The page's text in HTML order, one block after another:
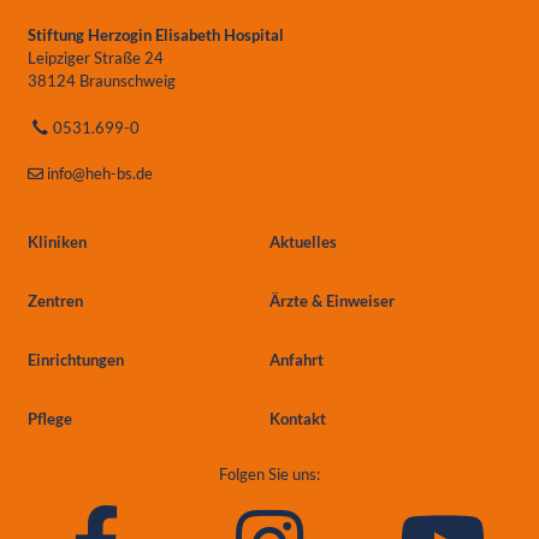
Stiftung Herzogin Elisabeth Hospital
Leipziger Straße 24
38124 Braunschweig
0531.699-0
info@heh-bs.de
Kliniken Aktuelles
Zentren Ärzte & Einweiser
Einrichtungen Anfahrt
Pflege Kontakt
Folgen Sie uns: